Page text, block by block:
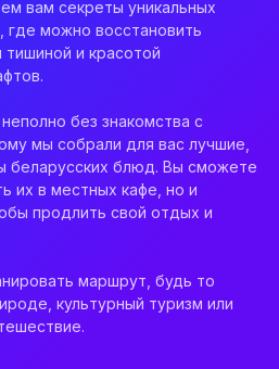
вам секреты уникальных
можно восстановить
и красотой
без знакомства с
мы собрали для вас лучшие,
беларусских блюд. Вы сможете
их в местных кафе, но и
продлить свой отдых и
маршрут, будь то
культурный туризм или